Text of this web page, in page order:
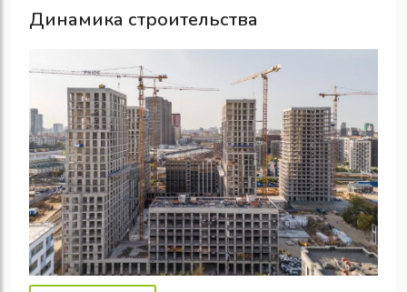
Динамика строительства